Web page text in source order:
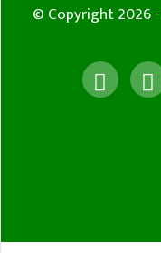
© Copyright 2026 -